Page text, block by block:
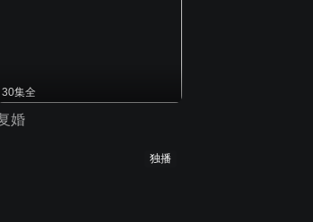
30集全
婚
独播